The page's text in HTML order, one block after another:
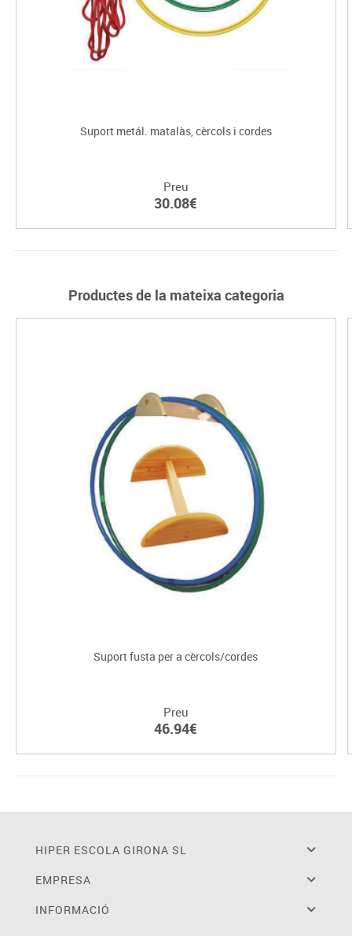
Suport metál. matalàs, cèrcols i cordes
Preu
30.08€
Productes de la mateixa categoria
Suport fusta per a cèrcols/cordes
Preu
46.94€
HIPER ESCOLA GIRONA SL
EMPRESA
INFORMACIÓ